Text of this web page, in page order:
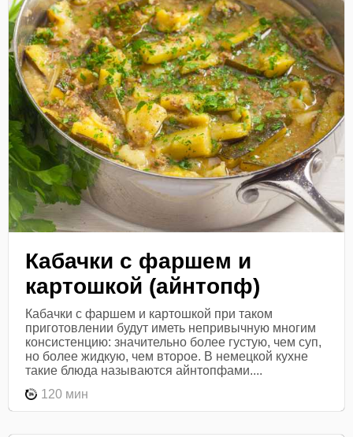
Кабачки с фаршем и
картошкой (айнтопф)
Кабачки с фаршем и картошкой при таком
приготовлении будут иметь непривычную многим
консистенцию: значительно более густую, чем суп,
но более жидкую, чем второе. В немецкой кухне
такие блюда называются айнтопфами....
120 мин